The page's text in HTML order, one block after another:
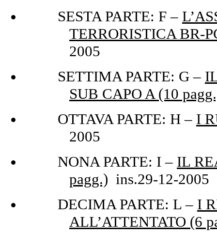
SESTA PARTE: F –
TERRORISTICA BR-
2005
SETTIMA PARTE: G –
SUB CAPO A (10
OTTAVA PARTE: H – I
2005
NONA PARTE: I – IL
pagg.) ins.29-12-2005
DECIMA PARTE: L – I
ALL’ATTENTATO (6